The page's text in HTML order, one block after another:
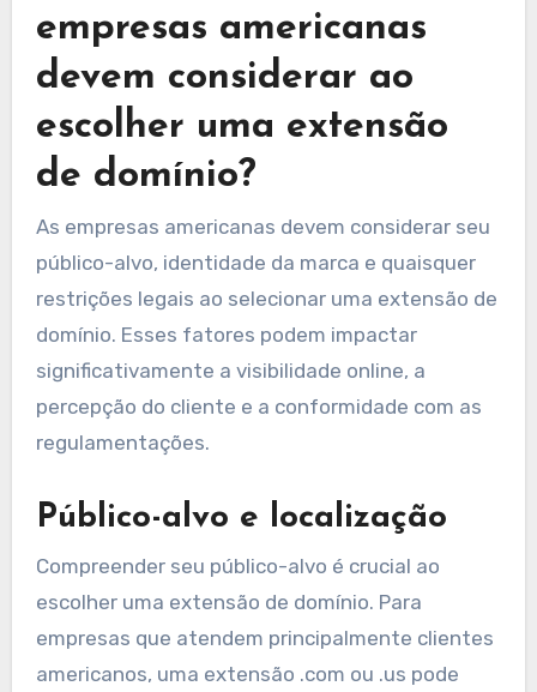
empresas americanas
devem considerar ao
escolher uma extensão
de domínio?
As empresas americanas devem considerar seu
público-alvo, identidade da marca e quaisquer
restrições legais ao selecionar uma extensão de
domínio. Esses fatores podem impactar
significativamente a visibilidade online, a
percepção do cliente e a conformidade com as
regulamentações.
Público-alvo e localização
Compreender seu público-alvo é crucial ao
escolher uma extensão de domínio. Para
empresas que atendem principalmente clientes
americanos, uma extensão .com ou .us pode